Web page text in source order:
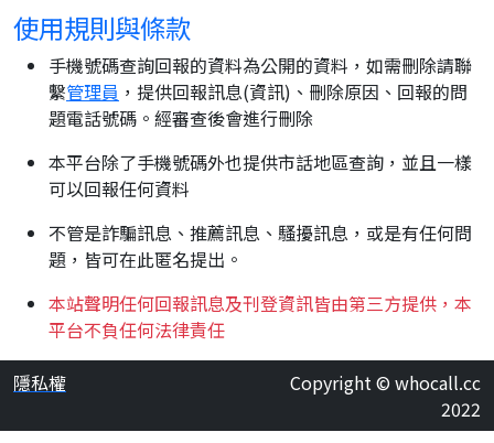
使用規則與條款
手機號碼查詢回報的資料為公開的資料，如需刪除請聯
繫管理員 ，提供回報訊息(資訊)、刪除原因、回報的問
題電話號碼。經審查後會進行刪除
本平台除了手機號碼外也提供市話地區查詢，並且一樣
可以回報任何資料
不管是詐騙訊息、推薦訊息、騷擾訊息，或是有任何問
題，皆可在此匿名提出。
本站聲明任何回報訊息及刊登資訊皆由第三方提供，本
平台不負任何法律責任
隱私權
Copyright © whocall.cc
2022